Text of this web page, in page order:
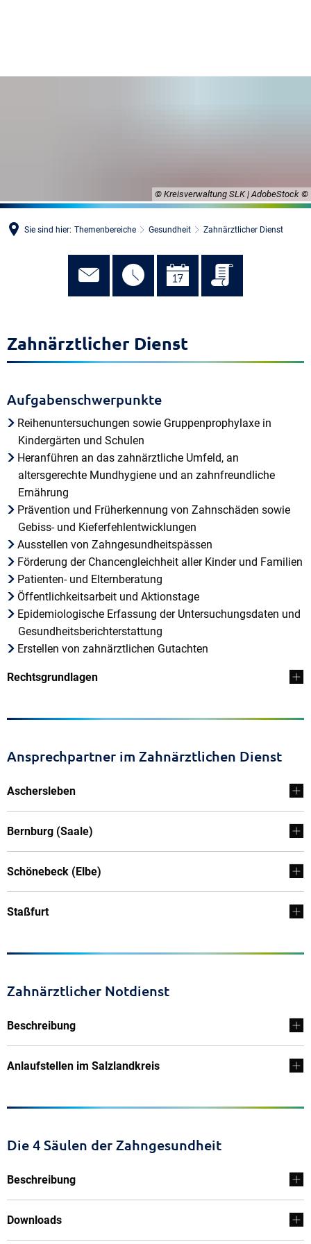
© Kreisverwaltung SLK | AdobeStock
Sie sind hier: Themenbereiche Gesundheit Zahnärztlicher Dienst
Zahnärztlicher Dienst
Aufgabenschwerpunkte
Reihenuntersuchungen sowie Gruppenprophylaxe in
Kindergärten und Schulen
Heranführen an das zahnärztliche Umfeld, an
altersgerechte Mundhygiene und an zahnfreundliche
Ernährung
Prävention und Früherkennung von Zahnschäden sowie
Gebiss-​ und Kieferfehlentwicklungen
Ausstellen von Zahngesundheitspässen
Förderung der Chancengleichheit aller Kinder und Familien
Patienten- und Elternberatung
Öffentlichkeitsarbeit und Aktionstage
Epidemiologische Erfassung der Untersuchungsdaten und
Gesundheitsberichterstattung
Erstellen von zahnärztlichen Gutachten
Rechtsgrundlagen
Ansprechpartner im Zahnärztlichen Dienst
Aschersleben
Bernburg (Saale)
Schönebeck (Elbe)
Staßfurt
Zahnärztlicher Notdienst
Beschreibung
Anlaufstellen im Salzlandkreis
Die 4 Säulen der Zahngesundheit
Beschreibung
Downloads